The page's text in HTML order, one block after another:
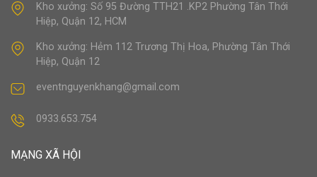
Kho xưởng: Số 95 Đường TTH21 .KP2 Phường Tân Thới
Hiệp, Quận 12, HCM
Kho xưởng: Hẻm 112 Trương Thị Hoa, Phường Tân Thới
Hiệp, Quận 12
eventnguyenkhang@gmail.com
0933.653.754
MẠNG XÃ HỘI